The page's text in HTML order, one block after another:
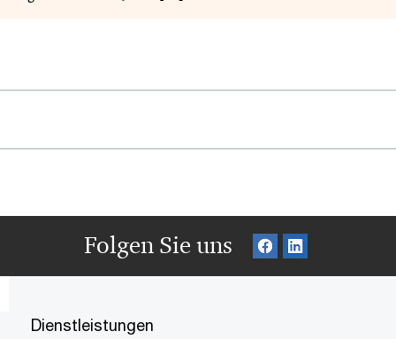
Folgen Sie uns
Dienstleistungen